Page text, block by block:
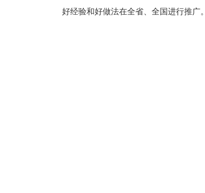
好经验和好做法在全省、全国进行推广。